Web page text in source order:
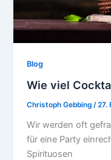
Blog
Wie viel
Christoph Gebbing /27.
Wir werden oft
für eine Party
Spirituosen